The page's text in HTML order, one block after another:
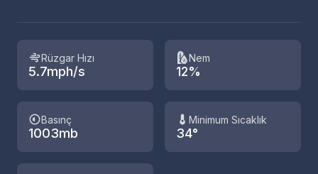
Rüzgar Hızı
5.7mph/s
Nem
12%
Basınç
1003mb
Minimum Sıcaklık
34°